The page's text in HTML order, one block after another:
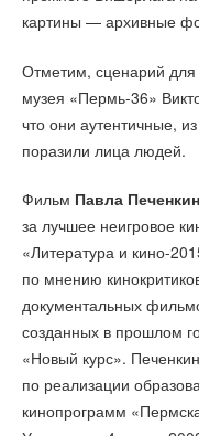
картины — архивные
Отметим, сценарий для
музея «Пермь-36»
что они аутентичные,
поразили лица людей.
Фильм Павла
за лучшее неигровое
«Литература и кино-
по мнению
документальных
созданных в прошлом
«Новый курс».
по реализации
кинопрограмм